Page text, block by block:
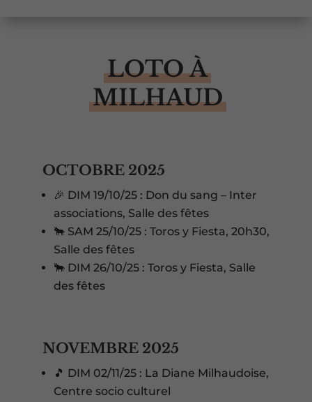
LOTO À
MILHAUD
OCTOBRE 2025
🎉 DIM 19/10/25 : Don du sang – Inter
associations, Salle des fêtes
🐂 SAM 25/10/25 : Toros y Fiesta, 20h30,
Salle des fêtes
🐂 DIM 26/10/25 : Toros y Fiesta, Salle
des fêtes
NOVEMBRE 2025
🎵 DIM 02/11/25 : La Diane Milhaudoise,
Centre socio culturel